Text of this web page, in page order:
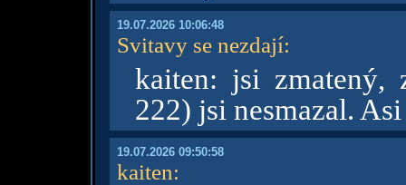
19.07.2026 10:06:48
Svitavy se nezdají:
kaiten: jsi zmatený,
222) jsi nesmazal.
19.07.2026 09:50:58
kaiten: